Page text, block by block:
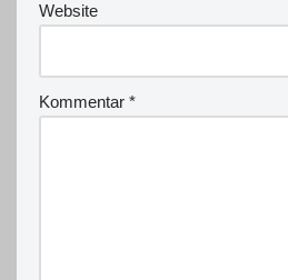
Website
Kommentar *